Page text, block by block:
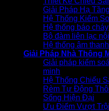
Giải Pháp Hạ
Hệ Thống Kiểm
Hệ thống báo cháy
Bộ đàm liên lạc
Hệ thống âm
Giải Pháp Nhà Thông
Giải pháp kiểm
minh
Hệ Thống Chiếu
Rèm Tự Động
Sống Hiện Đại
Ưu Điểm Vượt